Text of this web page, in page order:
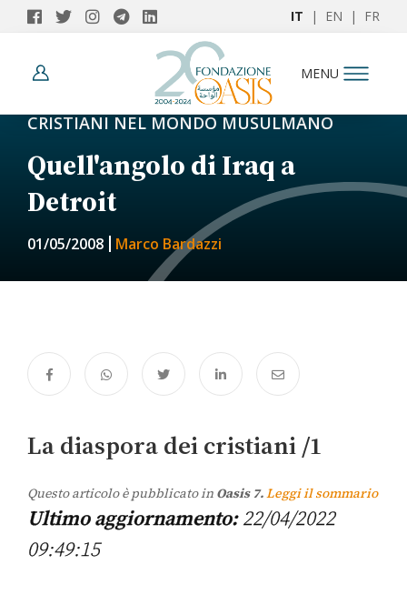
IT | EN | FR
MENU
CRISTIANI NEL MONDO MUSULMANO
Quell'angolo di Iraq a
Detroit
01/05/2008 Marco Bardazzi
La diaspora dei cristiani /1
Questo articolo è pubblicato in Oasis 7.Leggi il sommario
Ultimo aggiornamento:22/04/2022
09:49:15